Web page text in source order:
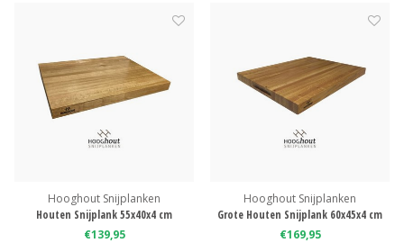
Hooghout Snijplanken
Houten Snijplank 55x40x4 cm
€139,95
Hooghout Snijplanken
Grote Houten Snijplank 60x45x4 cm
€169,95